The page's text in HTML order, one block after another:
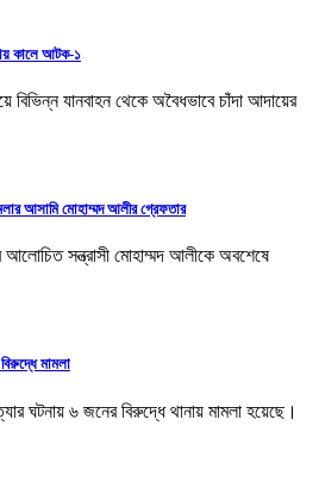
কালে আটক-১
বিভিন্ন যানবাহন থেকে অবৈধভাবে চাঁদা আদায়ের
আসামি মোহাম্মদ আলীর গ্রেফতার
আলোচিত সন্ত্রাসী মোহাম্মদ আলীকে অবশেষে
মামলা
ঘটনায় ৬ জনের বিরুদ্ধে থানায় মামলা হয়েছে।